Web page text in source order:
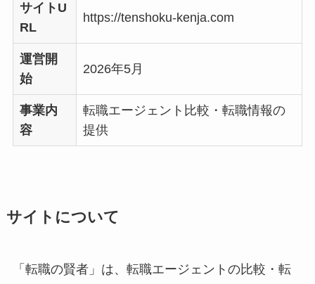
サイトU
RL
https://tenshoku-kenja.com
運営開
始
2026年5月
事業内
容
転職エージェント比較・転職情報の
提供
サイトについて
「転職の賢者」は、転職エージェントの比較・転